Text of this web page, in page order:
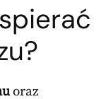
oraz